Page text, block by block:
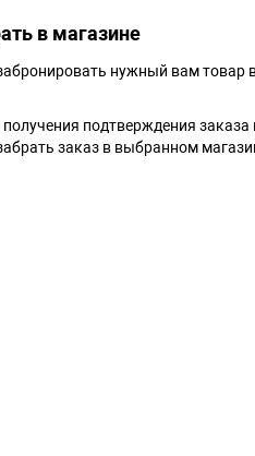
в магазине
нужный вам товар
получения подтверждения
заказ в выбранном